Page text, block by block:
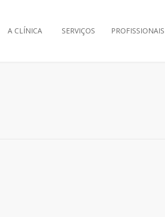
A CLÍNICA SERVIÇOS PROFISSIONAIS